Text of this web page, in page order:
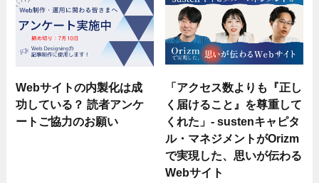
Webサイトの内製化は成
功している？ 読者アンケ
ートご協力のお願い
「アクセス数よりも『正し
く届けること』を尊重して
くれた」- sustenキャピタ
ル・マネジメントがOrizm
で実現した、思いが伝わる
Webサイト